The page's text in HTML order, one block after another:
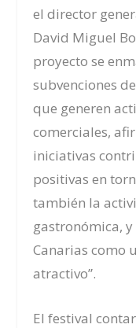
el director
David Miguel
proyecto se
subvenciones
que generen
comerciales,
iniciativas
positivas en
también la
gastronómica,
Canarias como
atractivo”.
El festival